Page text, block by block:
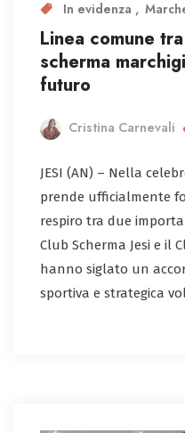
In evidenza
Linea comune
scherma
futuro
Cristina Carnevali
JESI (AN) – Nella
prende ufficialmente
respiro tra due
Club Scherma Jesi e il
hanno siglato un
sportiva e strategica